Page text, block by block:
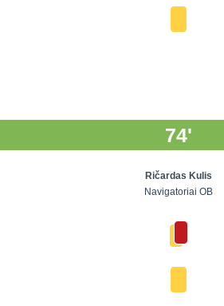
74'
Ričardas Kulis
Navigatoriai OB